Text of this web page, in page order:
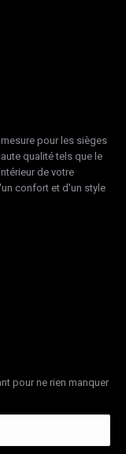
pour les sièges
qualité tels que le
de votre
confort et d'un style
pour ne rien manquer